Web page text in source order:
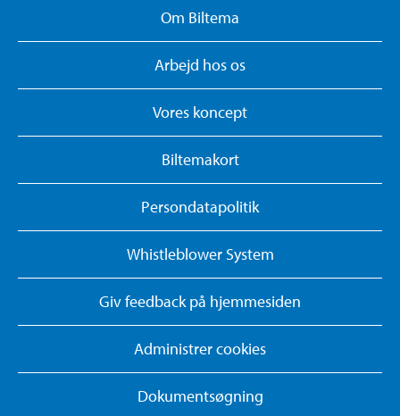
Om Biltema
Arbejd hos os
Vores koncept
Biltemakort
Persondatapolitik
Whistleblower System
Giv feedback på hjemmesiden
Administrer cookies
Dokumentsøgning